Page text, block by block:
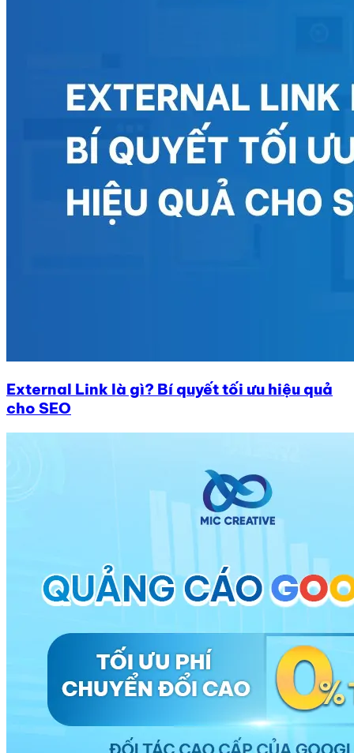
External Link là gì? Bí quyết tối ưu hiệu quả
cho SEO